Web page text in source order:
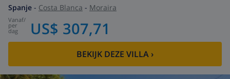
Spanje - Costa Blanca - Moraira
vanaf/
per
dag US$ 307,71
BEKIJK DEZE VILLA ›